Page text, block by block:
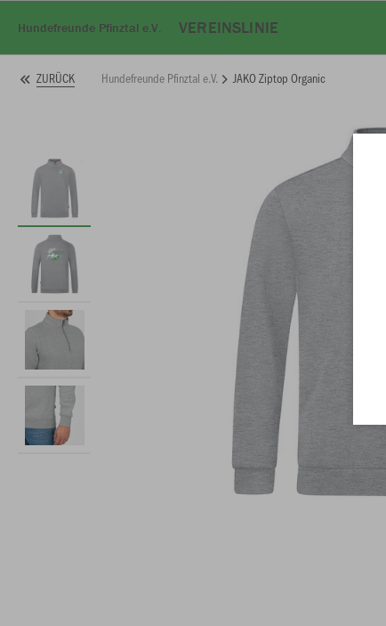
Hundefreunde Pfinztal e.V. VEREINSLINIE
ZURÜCK Hundefreunde Pfinztal e.V. JAKO Ziptop Organic